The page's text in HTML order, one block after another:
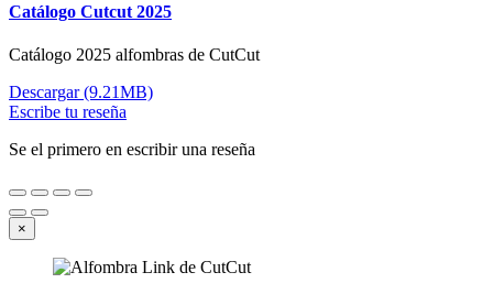
Catálogo Cutcut 2025
Catálogo 2025 alfombras de CutCut
Descargar (9.21MB)
Escribe tu reseña
Se el primero en escribir una reseña
×